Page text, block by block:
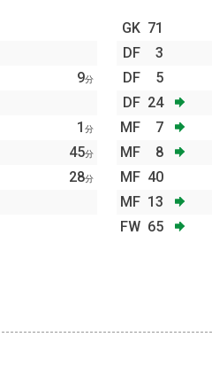
9分
1分
45分
28分
GK 71
DF
3
DF
5
DF 24
MF 7
MF 8
MF 40
MF 13
FW 65